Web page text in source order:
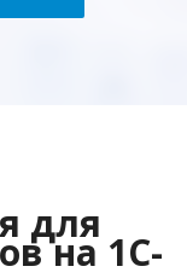
для
на 1С-